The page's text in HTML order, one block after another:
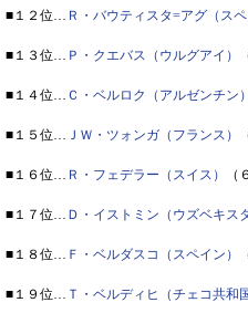
■１２位… Ｒ・バウティスタ=アグ（スペ
■１３位… Ｐ・クエバス（ウルグアイ）
■１４位… Ｃ・ベルロク（アルゼンチン）
■１５位… ＪＷ・ツォンガ（フランス）
■１６位… Ｒ・フェデラー（スイス） （
■１７位… Ｄ・イストミン（ウズベキス
■１８位… Ｆ・ベルダスコ（スペイン）
■１９位… Ｔ・ベルディヒ（チェコ共和国